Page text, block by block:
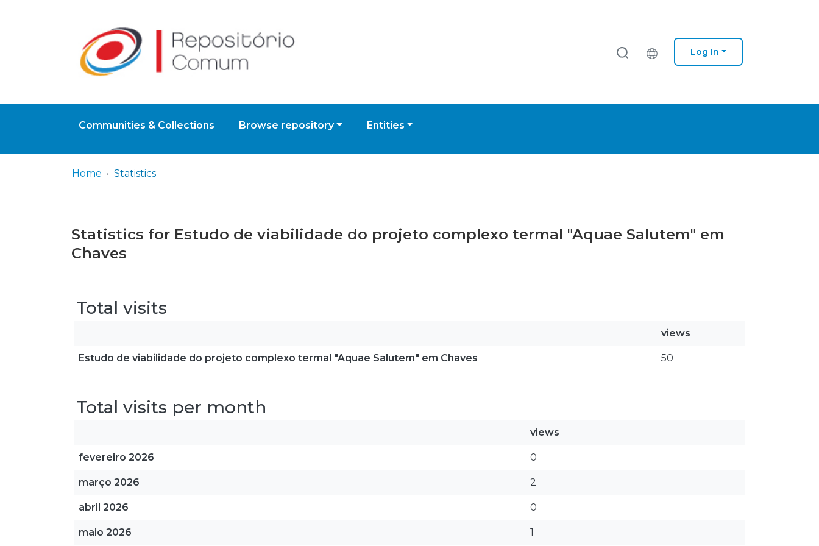
Log In
Communities & Collections Browse repository Entities
Home Statistics
Statistics for Estudo de viabilidade do projeto complexo termal "Aquae Salutem" em
Chaves
Total visits
views
Estudo de viabilidade do projeto complexo termal "Aquae Salutem" em Chaves 50
Total visits per month
views
fevereiro 2026 0
março 2026 2
abril 2026 0
maio 2026 1